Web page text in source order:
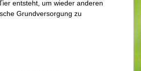
entsteht, um wieder anderen
Grundversorgung zu